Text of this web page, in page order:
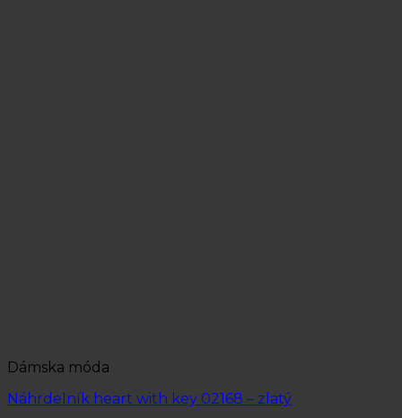
Dámska móda
Náhrdelník heart with key 02168 – zlatý